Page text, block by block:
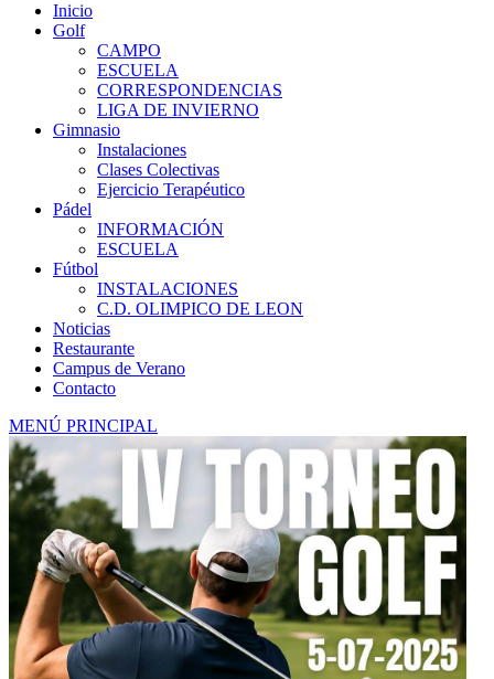
Inicio
Golf
CAMPO
ESCUELA
CORRESPONDENCIAS
LIGA DE INVIERNO
Gimnasio
Instalaciones
Clases Colectivas
Ejercicio Terapéutico
Pádel
INFORMACIÓN
ESCUELA
Fútbol
INSTALACIONES
C.D. OLIMPICO DE LEON
Noticias
Restaurante
Campus de Verano
Contacto
MENÚ PRINCIPAL